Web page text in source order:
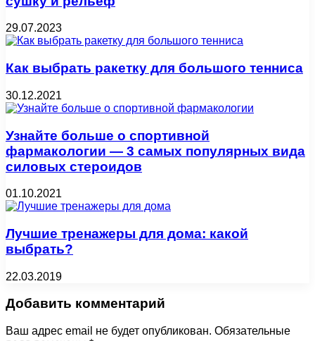
29.07.2023
Как выбрать ракетку для большого тенниса
30.12.2021
Узнайте больше о спортивной
фармакологии — 3 самых популярных вида
силовых стероидов
01.10.2021
Лучшие тренажеры для дома: какой
выбрать?
22.03.2019
Добавить комментарий
Ваш адрес email не будет опубликован. Обязательные